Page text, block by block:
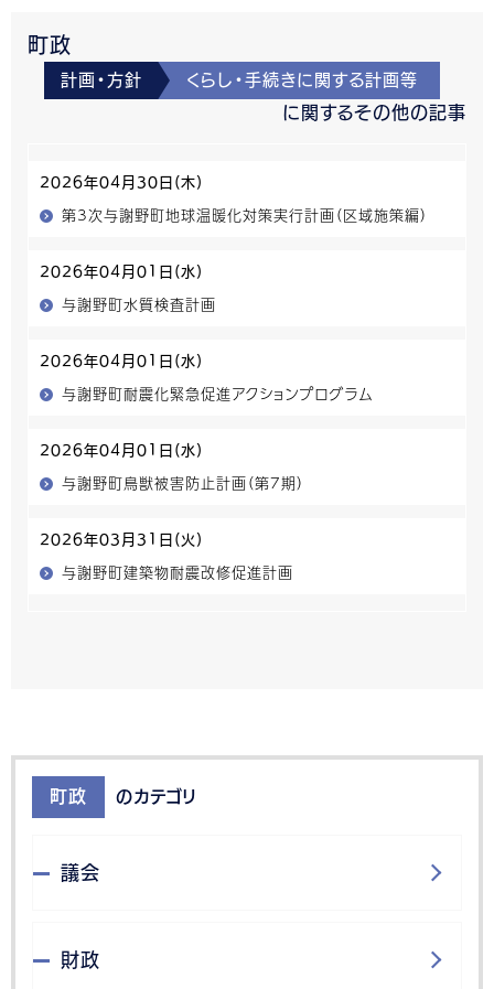
町政
計画・方針 くらし・手続きに関する計画等
に関するその他の記事
2026年04月30日(木)
第3次与謝野町地球温暖化対策実行計画（区域施策編）
2026年04月01日(水)
与謝野町水質検査計画
2026年04月01日(水)
与謝野町耐震化緊急促進アクションプログラム
2026年04月01日(水)
与謝野町鳥獣被害防止計画（第7期）
2026年03月31日(火)
与謝野町建築物耐震改修促進計画
町政 のカテゴリ
議会
財政